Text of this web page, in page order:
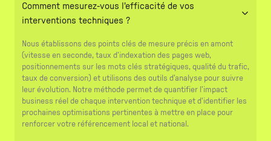
Comment mesurez-vous l'efficacité de vos
interventions techniques ?
Nous établissons des points clés de mesure précis en amont
(vitesse en seconde, taux d'indexation des pages web,
positionnements sur les mots clés stratégiques, qualité du trafic,
taux de conversion) et utilisons des outils d'analyse pour suivre
leur évolution. Notre méthode permet de quantifier l'impact
business réel de chaque intervention technique et d'identifier les
prochaines optimisations pertinentes à mettre en place pour
renforcer votre référencement local et national.